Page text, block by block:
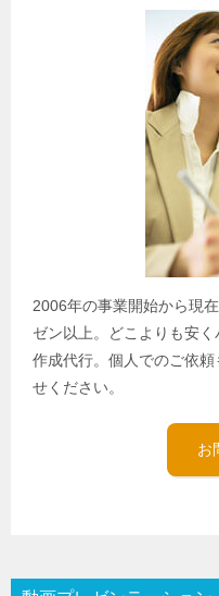
2006年の事業開始から現
ゼン以上。どこよりも安
作成代行。個人でのご依
せください。
お